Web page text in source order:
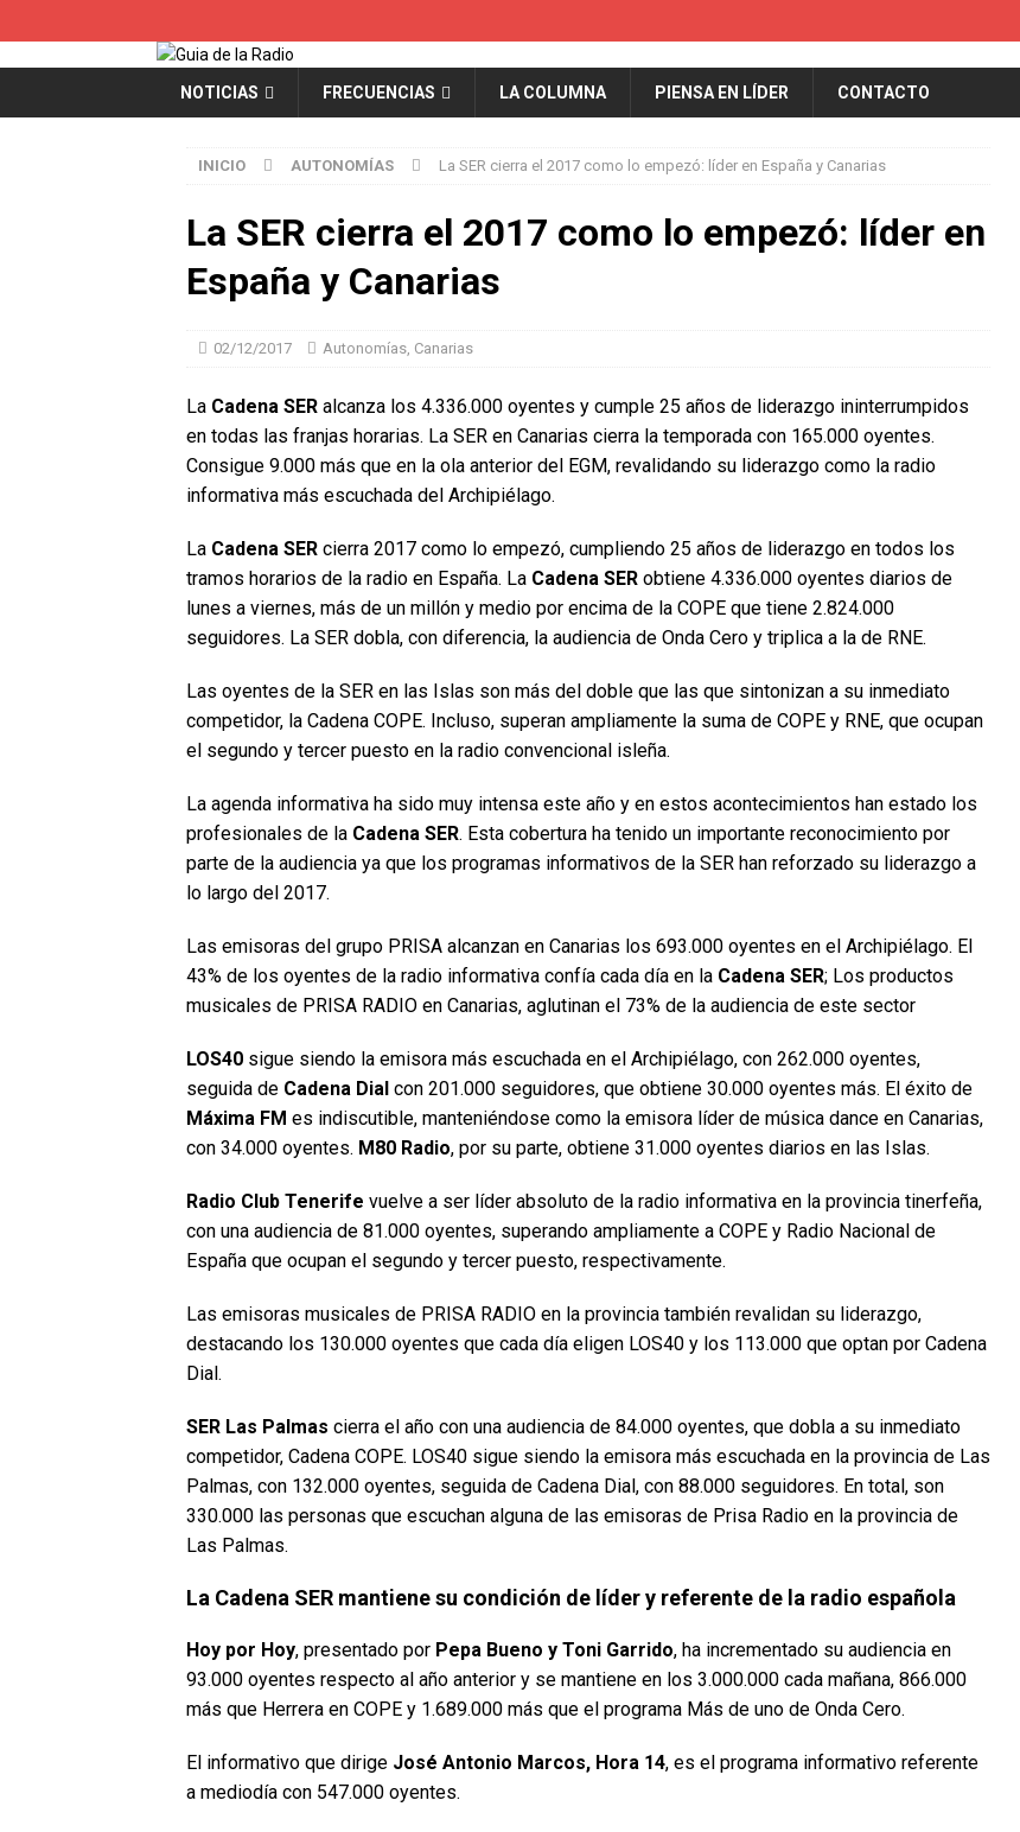
NOTICIAS FRECUENCIAS LA COLUMNA PIENSA EN LÍDER CONTACTO
INICIO AUTONOMÍAS La SER cierra el 2017 como lo empezó: líder en España y Canarias
La SER cierra el 2017 como lo empezó: líder en
España y Canarias
02/12/2017 Autonomías, Canarias
La Cadena SER alcanza los 4.336.000 oyentes y cumple 25 años de liderazgo ininterrumpidos
en todas las franjas horarias. La SER en Canarias cierra la temporada con 165.000 oyentes.
Consigue 9.000 más que en la ola anterior del EGM, revalidando su liderazgo como la radio
informativa más escuchada del Archipiélago.
La Cadena SER cierra 2017 como lo empezó, cumpliendo 25 años de liderazgo en todos los
tramos horarios de la radio en España. La Cadena SER obtiene 4.336.000 oyentes diarios de
lunes a viernes, más de un millón y medio por encima de la COPE que tiene 2.824.000
seguidores. La SER dobla, con diferencia, la audiencia de Onda Cero y triplica a la de RNE.
Las oyentes de la SER en las Islas son más del doble que las que sintonizan a su inmediato
competidor, la Cadena COPE. Incluso, superan ampliamente la suma de COPE y RNE, que ocupan
el segundo y tercer puesto en la radio convencional isleña.
La agenda informativa ha sido muy intensa este año y en estos acontecimientos han estado los
profesionales de la Cadena SER. Esta cobertura ha tenido un importante reconocimiento por
parte de la audiencia ya que los programas informativos de la SER han reforzado su liderazgo a
lo largo del 2017.
Las emisoras del grupo PRISA alcanzan en Canarias los 693.000 oyentes en el Archipiélago. El
43% de los oyentes de la radio informativa confía cada día en la Cadena SER; Los productos
musicales de PRISA RADIO en Canarias, aglutinan el 73% de la audiencia de este sector
LOS40 sigue siendo la emisora más escuchada en el Archipiélago, con 262.000 oyentes,
seguida de Cadena Dial con 201.000 seguidores, que obtiene 30.000 oyentes más. El éxito de
Máxima FM es indiscutible, manteniéndose como la emisora líder de música dance en Canarias,
con 34.000 oyentes. M80 Radio, por su parte, obtiene 31.000 oyentes diarios en las Islas.
Radio Club Tenerife vuelve a ser líder absoluto de la radio informativa en la provincia tinerfeña,
con una audiencia de 81.000 oyentes, superando ampliamente a COPE y Radio Nacional de
España que ocupan el segundo y tercer puesto, respectivamente.
Las emisoras musicales de PRISA RADIO en la provincia también revalidan su liderazgo,
destacando los 130.000 oyentes que cada día eligen LOS40 y los 113.000 que optan por Cadena
Dial.
SER Las Palmas cierra el año con una audiencia de 84.000 oyentes, que dobla a su inmediato
competidor, Cadena COPE. LOS40 sigue siendo la emisora más escuchada en la provincia de Las
Palmas, con 132.000 oyentes, seguida de Cadena Dial, con 88.000 seguidores. En total, son
330.000 las personas que escuchan alguna de las emisoras de Prisa Radio en la provincia de
Las Palmas.
La Cadena SER mantiene su condición de líder y referente de la radio española
Hoy por Hoy, presentado por Pepa Bueno y Toni Garrido, ha incrementado su audiencia en
93.000 oyentes respecto al año anterior y se mantiene en los 3.000.000 cada mañana, 866.000
más que Herrera en COPE y 1.689.000 más que el programa Más de uno de Onda Cero.
El informativo que dirige José Antonio Marcos, Hora 14, es el programa informativo referente
a mediodía con 547.000 oyentes.